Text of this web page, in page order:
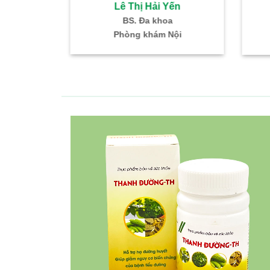
Đoàn Thị Sâm
BS. CKI Sản Phụ Khoa
Trưởng khoa Sản Phụ Khoa
Lê
ThS – BS
ĐN Hỗ trợ